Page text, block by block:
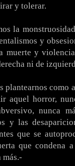
y tolerar.
la
y
muerte y
ni de
plantearnos como
aquel horror,
nunca
y las
que se
que condena
más.-